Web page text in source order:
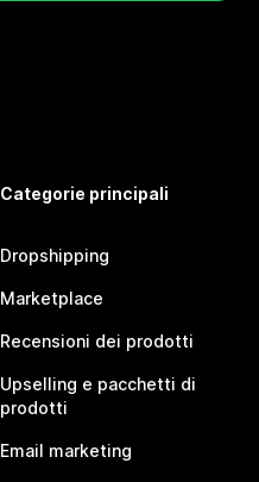
Categorie principali
Dropshipping
Marketplace
Recensioni dei prodotti
Upselling e pacchetti di
prodotti
Email marketing